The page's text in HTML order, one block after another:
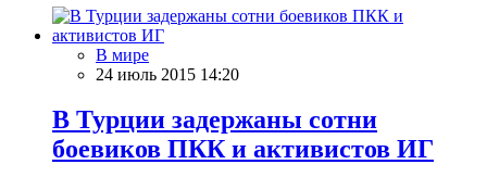
В мире
24 июль 2015 14:20
В Турции задержаны сотни
боевиков ПКК и активистов ИГ